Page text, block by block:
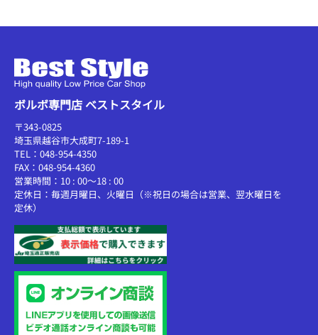
ボルボ専門店 ベストスタイル
〒343-0825
埼玉県越谷市大成町7-189-1
TEL：048-954-4350
FAX：048-954-4360
営業時間：10 : 00～18 : 00
定休日：毎週月曜日、火曜日（※祝日の場合は営業、翌水曜日を
定休）